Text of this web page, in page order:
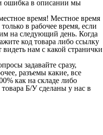
ошибка в описании мы
время! Местное время
в рабочее время, если
на следующий день. Когда
код товара либо ссылку
видеть нам с какой странички
задавайте сразу,
разъемы какие, все
как на складе либо
Б/У сделаны у нас в